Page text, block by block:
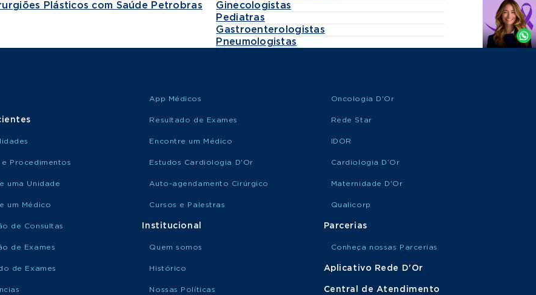
Plásticos com Saúde Petrobras
Ginecologistas
Pediatras
Gastroenterologistas
Pneumologistas
Agende
Whatsapp
e Procedimentos
uma Unidade
um Médico
de Consultas
de Exames
de Exames
App Médicos
Resultado de Exames
Encontre um Médico
Estudos Cardiologia D'Or
Auto-agendamento Cirúrgico
Cursos e Palestras
Institucional
Quem somos
Histórico
Nossas Políticas
Oncologia D'Or
Rede Star
IDOR
Cardiologia D’Or
Maternidade D'Or
Qualicorp
Parcerias
Conheça nossas Parcerias
Aplicativo Rede D'Or
Central de Atendimento